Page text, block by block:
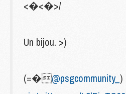
<�<�>/
Un bijou. >)
(=�@psgcommunity_ )